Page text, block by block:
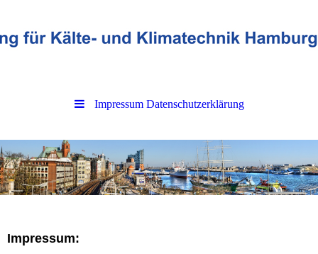
Impressum Datenschutzerklärung
Impressum: